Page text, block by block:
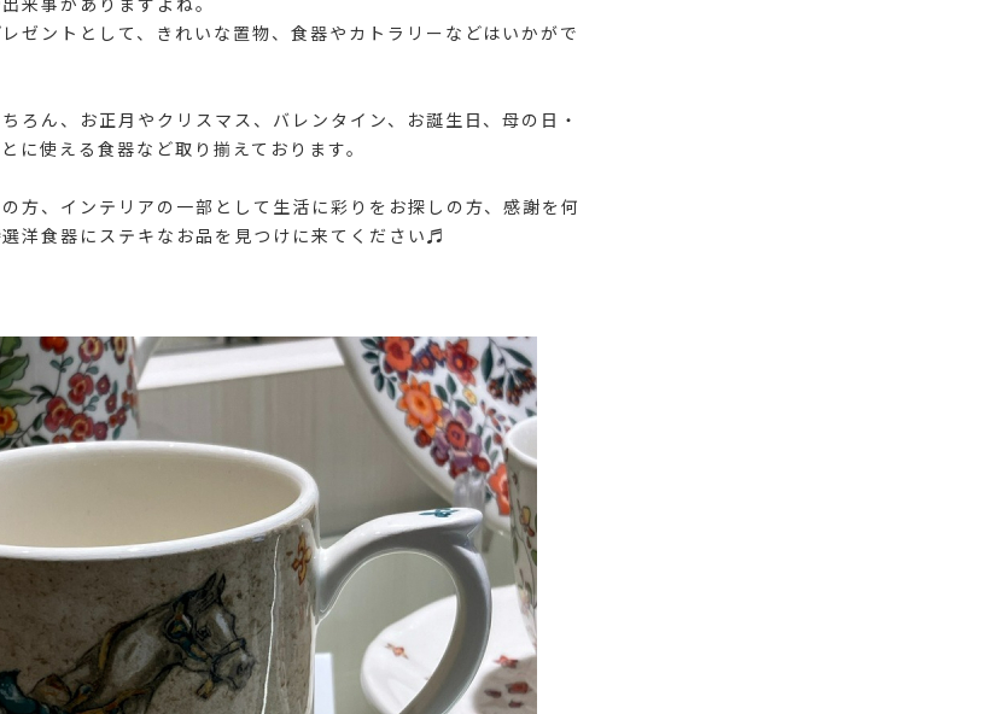
ゼントとして、きれいな置物、食器やカトラリーなどはいかがで
ろん、お正月やクリスマス、バレンタイン、お誕生日、母の日・
に使える食器など取り揃えております。
方、インテリアの一部として生活に彩りをお探しの方、感謝を何
洋食器にステキなお品を見つけに来てください♬